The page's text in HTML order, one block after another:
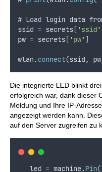
# Load login data
ssid = secrets [ ' ssid '
pw = secrets [ ' pw' ]
wlan.connect(ssid , pw
Die integrierte LED blinkt
erfolgreich war, dank dieser
Meldung und Ihre IP-
angezeigt werden kann.
auf den Server zugreifen zu
led = machine.Pin(